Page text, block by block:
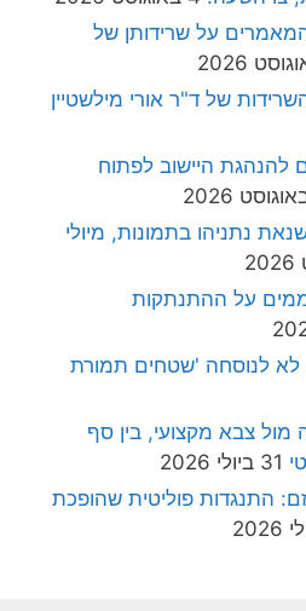
על שרידותן של
של ד"ר אורי מילשטיין
להנהגת היישוב לפתוח
נתניהו בתמונות, מיולי
על ההתנתקות
לא לנוסחה 'שטחים תמורת
מול צבא מקצועי, בין סף
31 ביולי 2026
התנגדות פוליטית שהופכת